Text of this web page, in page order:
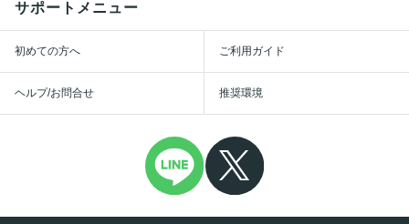
サポートメニュー
初めての方へ ご利用ガイド
ヘルプ/お問合せ 推奨環境